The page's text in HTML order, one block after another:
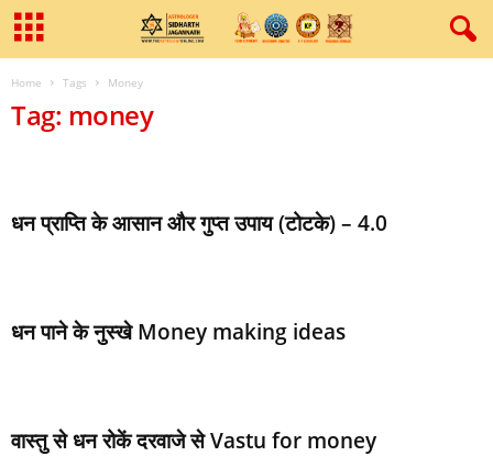
Home Tags Money
Tag: money
धन प्राप्ति के आसान और गुप्त उपाय (टोटके) – 4.0
धन पाने के नुस्‍खे Money making ideas
वास्‍तु से धन रोकें दरवाजे से Vastu for money